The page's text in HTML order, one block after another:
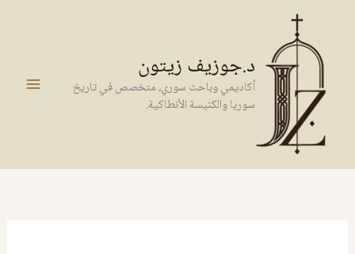
المحتوى
د.جوزيف زيتون
أكاديمي وباحث سوري، متخصص في تاريخ
سوريا والكنيسة الأنطاكية.